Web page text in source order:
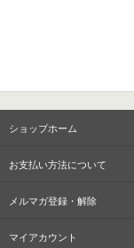
ショップホーム
お支払い方法について
メルマガ登録・解除
マイアカウント